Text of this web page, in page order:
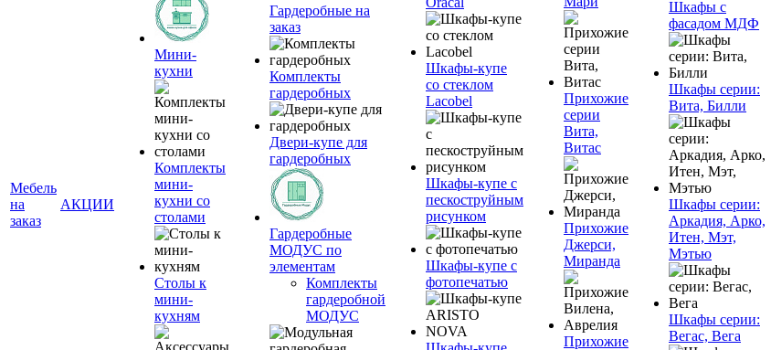
Мебель
на
заказ
АКЦИИ
Мини-
кухни
Комплекты
мини-
кухни со
столами
Столы к
мини-
кухням
Гардеробные на
заказ
Комплекты
гардеробных
Двери-купе для
гардеробных
Гардеробные
МОДУС по
элементам
Комплекты
гардеробной
МОДУС
Шкафы-купе
со стеклом
Lacobel
Шкафы-купе с
пескоструйным
рисунком
Шкафы-купе с
фотопечатью
Прихожие
серии
Вита,
Витас
Прихожие
Джерси,
Миранда
Прихожие
Шкафы с
фасадом МДФ
Шкафы серии:
Вита, Билли
Шкафы серии:
Аркадия, Арко,
Итен, Мэт,
Мэтью
Шкафы серии:
Вегас, Вега